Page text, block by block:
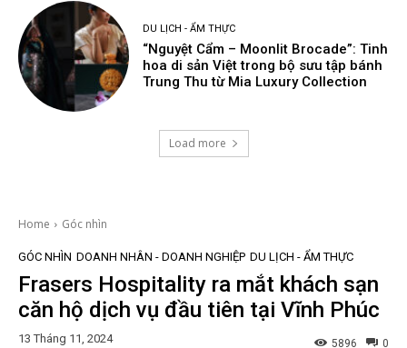
DU LỊCH - ẨM THỰC
“Nguyệt Cẩm – Moonlit Brocade”: Tinh
hoa di sản Việt trong bộ sưu tập bánh
Trung Thu từ Mia Luxury Collection
Load more